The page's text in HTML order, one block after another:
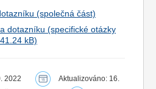
(společná část)
dotazníku (specifické otázky
2022
Aktualizováno: 16.